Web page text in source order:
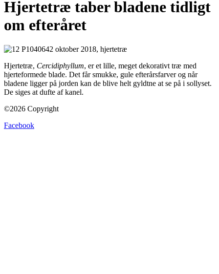
Hjertetræ taber bladene tidligt
om efteråret
Hjertetræ, Cercidiphyllum, er et lille, meget dekorativt træ med
hjerteformede blade. Det får smukke, gule efterårsfarver og når
bladene ligger på jorden kan de blive helt gyldtne at se på i sollyset.
De siges at dufte af kanel.
©2026 Copyright
Facebook